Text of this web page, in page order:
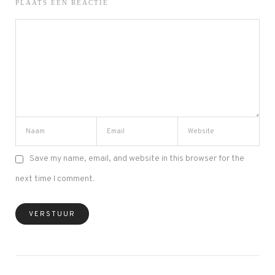
PLAATS EEN REACTIE
Save my name, email, and website in this browser for the
next time I comment.